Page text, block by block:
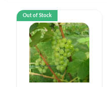
Out of Stock